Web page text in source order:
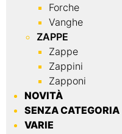
Forche
Vanghe
ZAPPE
Zappe
Zappini
Zapponi
NOVITÀ
SENZA CATEGORIA
VARIE